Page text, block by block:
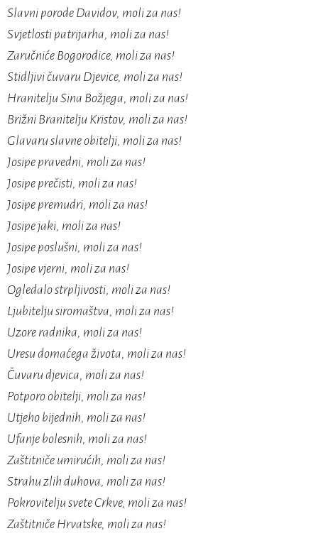
Slavni porode Davidov, moli za nas!
Svjetlosti patrijarha, moli za nas!
Zaručniće Bogorodice, moli za nas!
Stidljivi čuvaru Djevice, moli za nas!
Hranitelju Sina Božjega, moli za nas!
Brižni Branitelju Kristov, moli za nas!
Glavaru slavne obitelji, moli za nas!
Josipe pravedni, moli za nas!
Josipe prečisti, moli za nas!
Josipe premudri, moli za nas!
Josipe jaki, moli za nas!
Josipe poslušni, moli za nas!
Josipe vjerni, moli za nas!
Ogledalo strpljivosti, moli za nas!
Ljubitelju siromaštva, moli za nas!
Uzore radnika, moli za nas!
Uresu domaćega života, moli za nas!
Čuvaru djevica, moli za nas!
Potporo obitelji, moli za nas!
Utjeho bijednih, moli za nas!
Ufanje bolesnih, moli za nas!
Zaštitniče umirućih, moli za nas!
Strahu zlih duhova, moli za nas!
Pokrovitelju svete Crkve, moli za nas!
Zaštitniče Hrvatske, moli za nas!